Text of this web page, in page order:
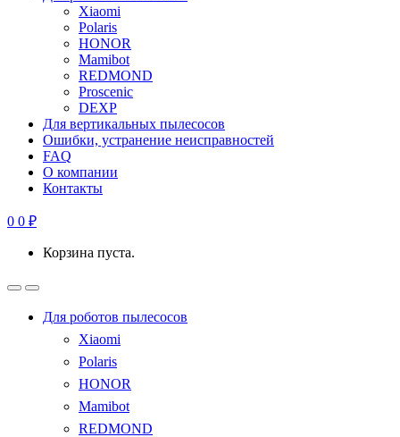
Xiaomi
Polaris
HONOR
Mamibot
REDMOND
Proscenic
DEXP
Для вертикальных пылесосов
Ошибки, устранение неисправностей
FAQ
О компании
Контакты
0 0 ₽
Корзина пуста.
Для роботов пылесосов
Xiaomi
Polaris
HONOR
Mamibot
REDMOND